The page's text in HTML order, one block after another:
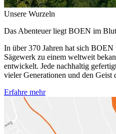
Unsere Wurzeln
Das Abenteuer liegt BOEN im
In über 370 Jahren hat sich
Sägewerk zu einem weltweit
entwickelt. Jede nachhaltig
vieler Generationen und den Geist
Erfahre mehr